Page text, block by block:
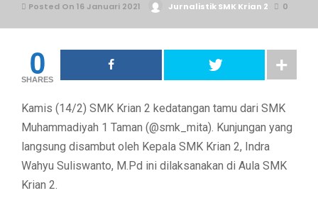
Posted On 16 Januari 2021 Jurnalistik SMK Krian 2 0
0
SHARES
Kamis (14/2) SMK Krian 2 kedatangan tamu dari SMK
Muhammadiyah 1 Taman (@smk_mita). Kunjungan yang
langsung disambut oleh Kepala SMK Krian 2, Indra
Wahyu Suliswanto, M.Pd ini dilaksanakan di Aula SMK
Krian 2.